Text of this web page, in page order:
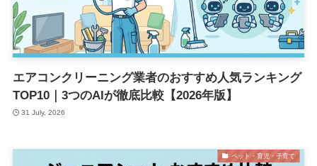
エアコンクリーニング業者のおすすめ人気ランキング
TOP10｜3つのAIが徹底比較【2026年版】
31 July, 2026
ペット・育児・子育て